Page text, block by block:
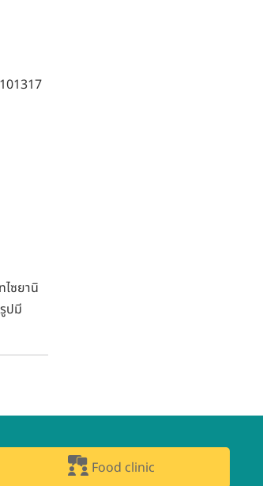
ไซยานิ
ปมี
Food clinic